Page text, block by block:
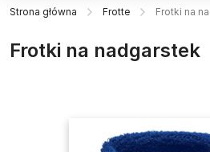
Strona główna Frotte Frotki na
Frotki na nadgarstek